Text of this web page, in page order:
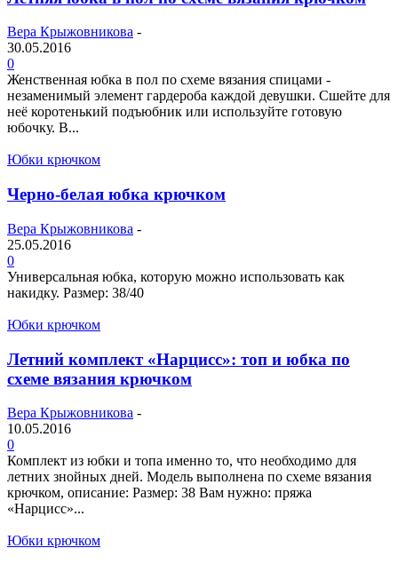
Вера Крыжовникова -
30.05.2016
0
Женственная юбка в пол по схеме вязания спицами -
незаменимый элемент гардероба каждой девушки. Сшейте для
неё коротенький подъюбник или используйте готовую
юбочку. В...
Юбки крючком
Черно-белая юбка крючком
Вера Крыжовникова -
25.05.2016
0
Универсальная юбка, которую можно использовать как
накидку. Размер: 38/40
Юбки крючком
Летний комплект «Нарцисс»: топ и юбка по
схеме вязания крючком
Вера Крыжовникова -
10.05.2016
0
Комплект из юбки и топа именно то, что необходимо для
летних знойных дней. Модель выполнена по схеме вязания
крючком, описание: Размер: 38 Вам нужно: пряжа
«Нарцисс»...
Юбки крючком